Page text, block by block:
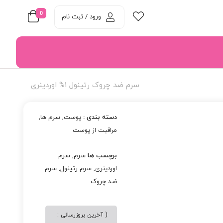
0 ورود / ثبت نام
سرم ضد چروک رتینول 1% اوردینری
دسته بندی :پوست,سرم ها,
مراقبت از پوست
برچسب هاسرم,سرم
اوردینری,سرم رتینول,سرم
ضد چروک
( آخرین بروزرسانی :